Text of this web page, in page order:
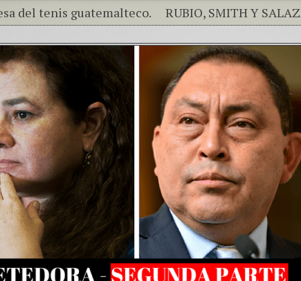
guatemalteco.
RUBIO, SMITH Y SALAZAR
el banco mafioso de Putin sigue alterando nuestro
de la Victoria
Con esta injusticia todos corren
de tiempos peligrosos – Caso Bitkov por Paul
LUCHA CONTRA DICTADURA MÁS